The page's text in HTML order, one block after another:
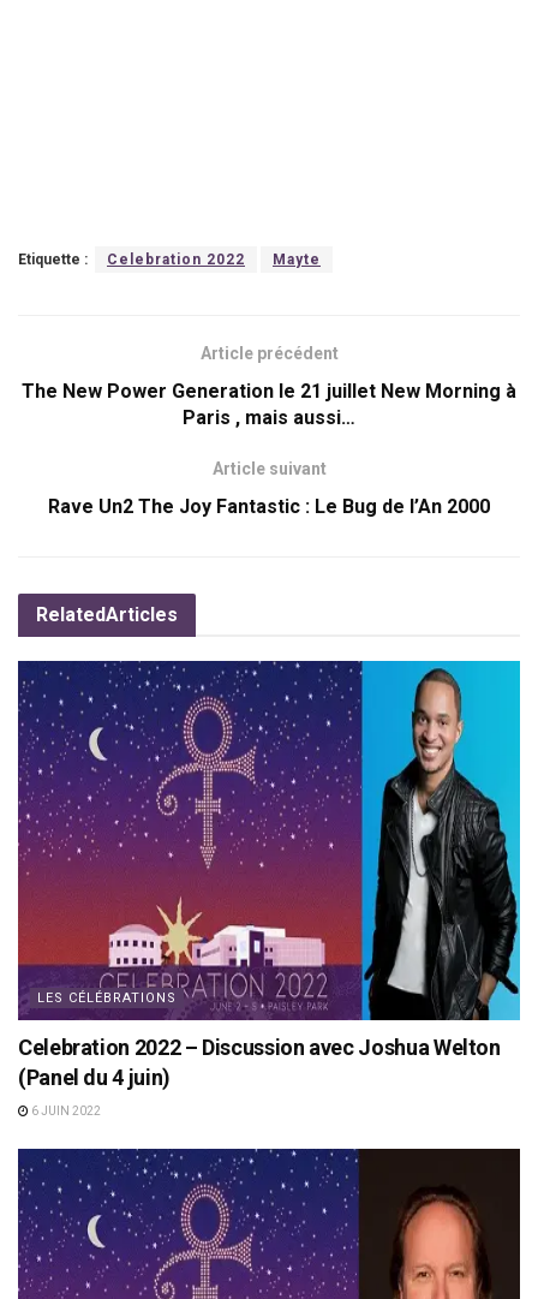
Etiquette : Celebration 2022 Mayte
Article précédent
The New Power Generation le 21 juillet New Morning à
Paris , mais aussi…
Article suivant
Rave Un2 The Joy Fantastic : Le Bug de l’An 2000
RelatedArticles
LES CÉLÉBRATIONS
Celebration 2022 – Discussion avec Joshua Welton
(Panel du 4 juin)
6 JUIN 2022